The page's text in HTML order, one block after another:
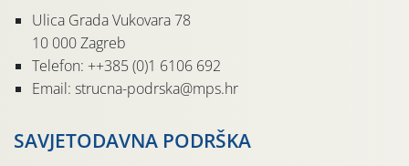
Ulica Grada Vukovara 78
10 000 Zagreb
Telefon: ++385 (0)1 6106 692
Email: strucna-podrska@mps.hr
SAVJETODAVNA PODRŠKA